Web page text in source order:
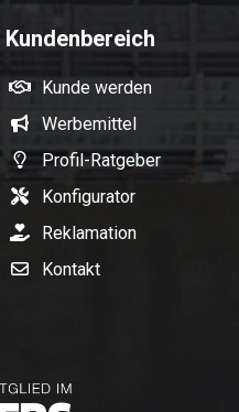
Kundenbereich
Kunde werden
Werbemittel
Profil-Ratgeber
Konfigurator
Reklamation
Kontakt